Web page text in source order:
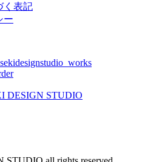
く表記
ー
DESIGN STUDIO